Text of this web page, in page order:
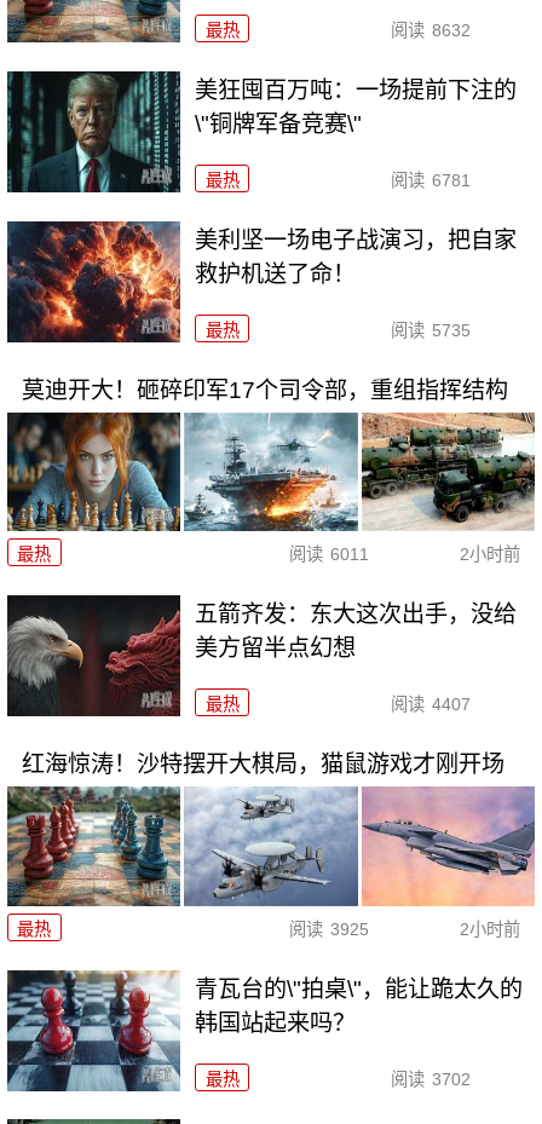
最热 阅读 8632
美狂囤百万吨：一场提前下注的
\"铜牌军备竞赛\"
最热 阅读 6781
美利坚一场电子战演习，把自家
救护机送了命！
最热 阅读 5735
莫迪开大！砸碎印军17个司令部，重组指挥结构
最热 阅读 6011 2小时前
五箭齐发：东大这次出手，没给
美方留半点幻想
最热 阅读 4407
红海惊涛！沙特摆开大棋局，猫鼠游戏才刚开场
最热 阅读 3925 2小时前
青瓦台的\"拍桌\"，能让跪太久的
韩国站起来吗？
最热 阅读 3702